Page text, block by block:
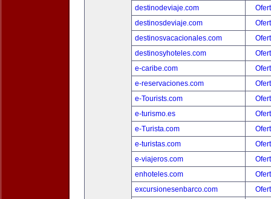
destinodeviaje.com
destinosdeviaje.com
destinosvacacionales.com
destinosyhoteles.com
e-caribe.com
e-reservaciones.com
e-Tourists.com
e-turismo.es
e-Turista.com
e-turistas.com
e-viajeros.com
enhoteles.com
excursionesenbarco.com